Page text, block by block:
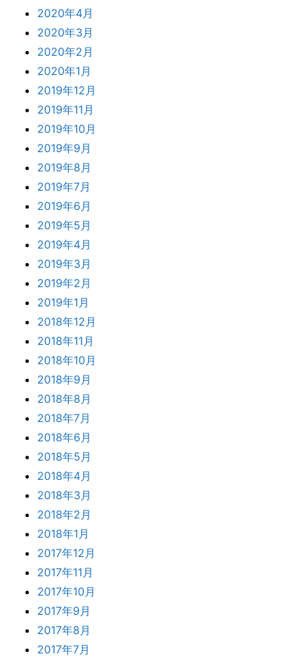
2020年4月
2020年3月
2020年2月
2020年1月
2019年12月
2019年11月
2019年10月
2019年9月
2019年8月
2019年7月
2019年6月
2019年5月
2019年4月
2019年3月
2019年2月
2019年1月
2018年12月
2018年11月
2018年10月
2018年9月
2018年8月
2018年7月
2018年6月
2018年5月
2018年4月
2018年3月
2018年2月
2018年1月
2017年12月
2017年11月
2017年10月
2017年9月
2017年8月
2017年7月